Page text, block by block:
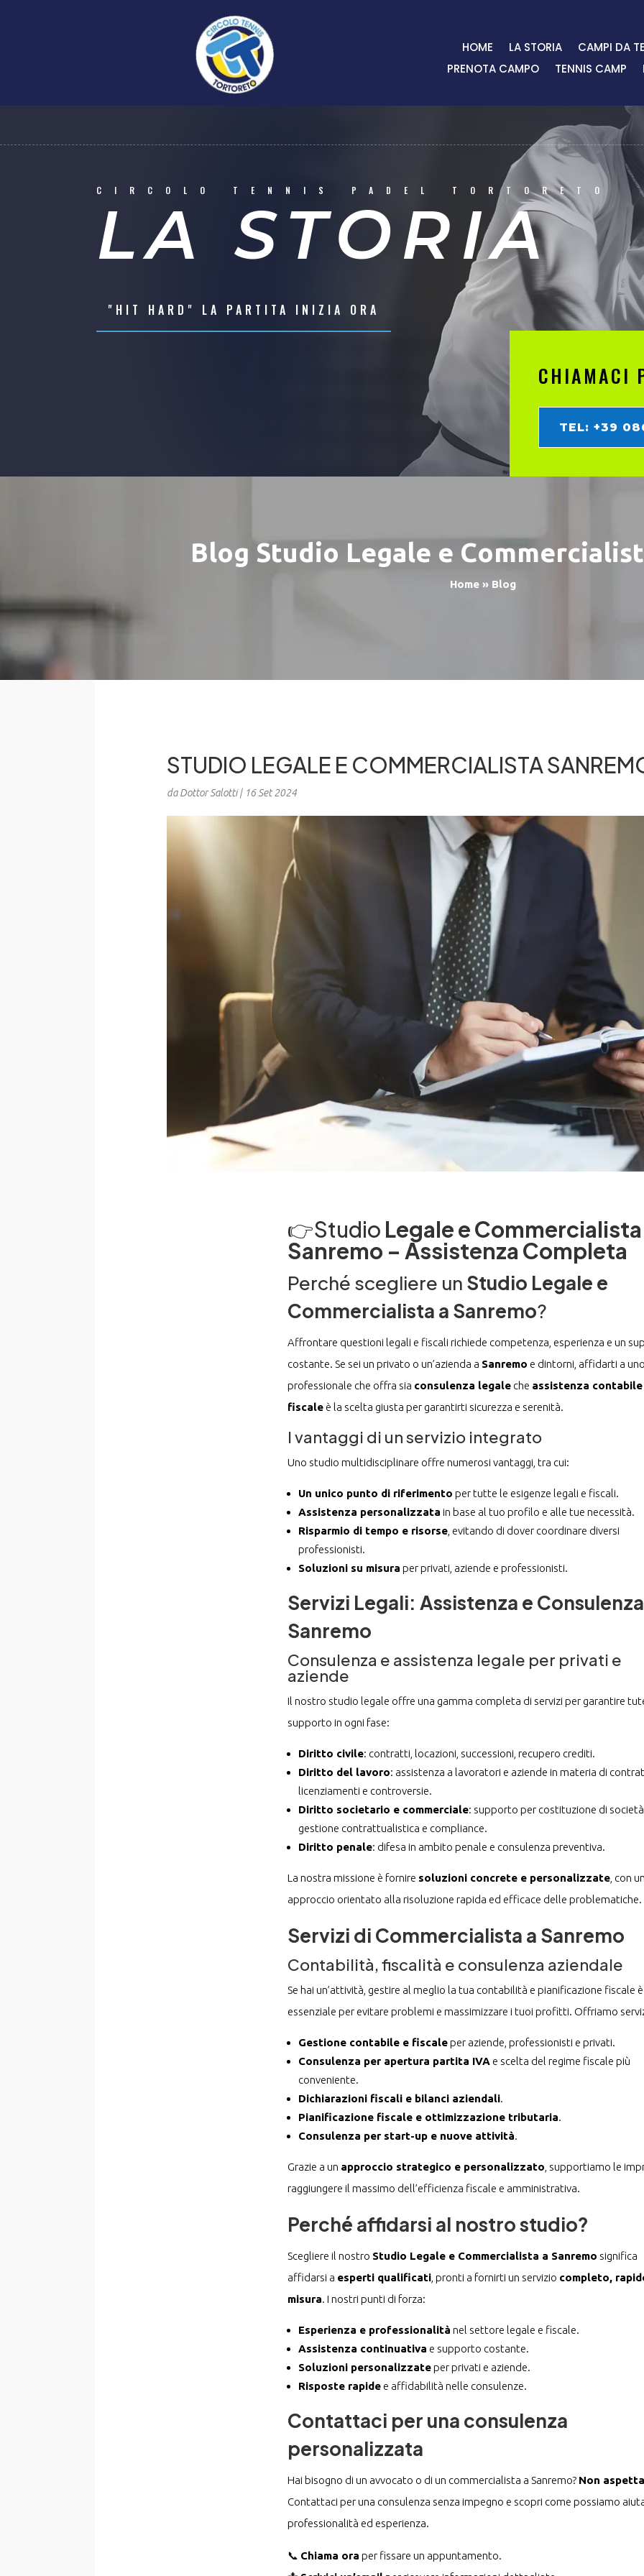
HOME LA STORIA
CAMPI DA
PRENOTA CAMPO
TENNIS CAMP
CIRCOLO TENNIS PADEL TORTORETO
LA STORIA
"HIT HARD" LA PARTITA INIZIA ORA
CHIAMACI
TEL: +39
Blog Studio Legale e
Home » Blog
STUDIO LEGALE E COMMERCIALISTA
daDottor Salotti| 16 Set 2024
👉Studio Legale e Commercialista
Sanremo – Assistenza Completa
Perché scegliere un Studio Legale e
Commercialista a Sanremo?
Affrontare questioni legali e fiscali richiede competenza, esperienza e un
costante. Se sei un privato o un’azienda a Sanremo e dintorni, affidarti a
professionale che offra sia consulenza legale che assistenza contabile
fiscale è la scelta giusta per garantirti sicurezza e serenità.
I vantaggi di un servizio integrato
Uno studio multidisciplinare offre numerosi vantaggi, tra cui:
Un unico punto di riferimento per tutte le esigenze legali e fiscali.
Assistenza personalizzata in base al tuo profilo e alle tue necessità.
Risparmio di tempo e risorse , evitando di dover coordinare diversi
professionisti.
Soluzioni su misura per privati, aziende e professionisti.
Servizi Legali: Assistenza e
Sanremo
Consulenza e assistenza legale per privati e
aziende
Il nostro studio legale offre una gamma completa di servizi per garantire
supporto in ogni fase:
Diritto civile: contratti, locazioni, successioni, recupero crediti.
Diritto del lavoro: assistenza a lavoratori e aziende in materia di
licenziamenti e controversie.
Diritto societario e commerciale: supporto per costituzione di
gestione contrattualistica e compliance.
Diritto penale: difesa in ambito penale e consulenza preventiva.
La nostra missione è fornire soluzioni concrete e personalizzate , con
approccio orientato alla risoluzione rapida ed efficace delle problematiche.
Servizi di Commercialista a Sanremo
Contabilità, fiscalità e consulenza aziendale
Se hai un’attività, gestire al meglio la tua contabilità e pianificazione fiscale è
essenziale per evitare problemi e massimizzare i tuoi profitti. Offriamo
Gestione contabile e fiscaleper aziende, professionisti e privati.
Consulenza per apertura partita IVA e scelta del regime fiscale più
conveniente.
Dichiarazioni fiscali e bilanci aziendali.
Pianificazione fiscale e ottimizzazione tributaria.
Consulenza per start-up e nuove attività.
Grazie a un approccio strategico e personalizzato , supportiamo le
raggiungere il massimo dell’efficienza fiscale e amministrativa.
Perché affidarsi al nostro studio?
Scegliere il nostro Studio Legale e Commercialista a Sanremo significa
affidarsi a esperti qualificati , pronti a fornirti un servizio completo,
misura. I nostri punti di forza:
Esperienza e professionalità nel settore legale e fiscale.
Assistenza continuativa e supporto costante.
Soluzioni personalizzateper privati e aziende.
Risposte rapide e affidabilità nelle consulenze.
Contattaci per una consulenza
personalizzata
Hai bisogno di un avvocato o di un commercialista a Sanremo? Non
Contattaci per una consulenza senza impegno e scopri come possiamo
professionalità ed esperienza.
📞 Chiama ora per fissare un appuntamento.